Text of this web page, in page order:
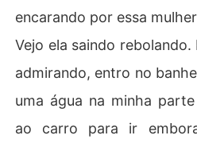
encarando por essa
Vejo ela saindo
admirando, entro no
uma água na minha
ao carro para ir